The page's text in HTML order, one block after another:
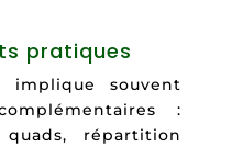
pratiques
implique souvent
:
répartition